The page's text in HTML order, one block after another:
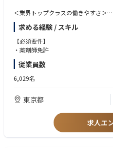
＜業界トップクラスの働きやすさ＞
業界最多クラスの年間休日126日＋有
減や希望休など、どなたにとっても働
充実した手当や福利厚生、育児支援
ため、長く働いていただけます
も45％と高い水準です
全国に800店舗以上展開。転居の際
生活スタートが可能です
＜薬剤師として成長、活躍できる環
中途入社者への導入・フォロー研修
スタートしていただけます
求める経験 / スキル
【必須要件】
・薬剤師免許
従業員数
6,029名
東京都
求人エ